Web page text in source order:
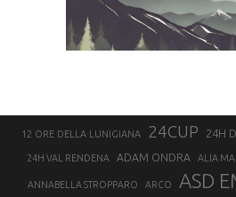
12 ORE DELLA LUNIGIANA 24CUP 24H
24H VAL RENDENA ADAM ONDRA ALIA
ANNABELLA STROPPARO ARCO ASD